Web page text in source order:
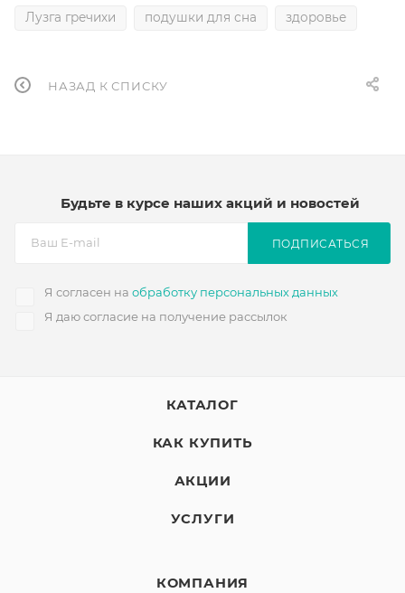
Лузга гречихи подушки для сна здоровье
НАЗАД К СПИСКУ
Будьте в курсе наших акций и новостей
Я согласен на обработку персональных данных
Я даю согласие на получение рассылок
ПОДПИСАТЬСЯ
КАТАЛОГ
КАК КУПИТЬ
АКЦИИ
УСЛУГИ
КОМПАНИЯ